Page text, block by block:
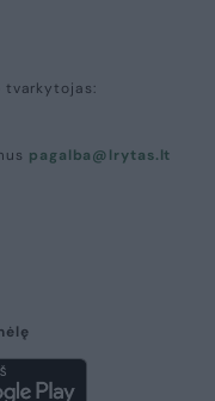
tvarkytojas:
pagalba@lrytas.lt